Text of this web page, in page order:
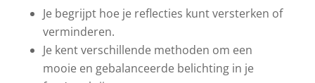
Je begrijpt hoe je reflecties kunt versterken of
verminderen.
Je kent verschillende methoden om een
mooie en gebalanceerde belichting in je